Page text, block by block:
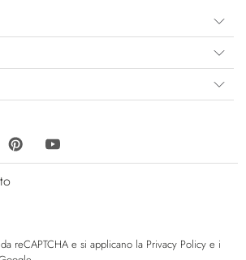
reCAPTCHA e si applicano la Privacy Policy e i